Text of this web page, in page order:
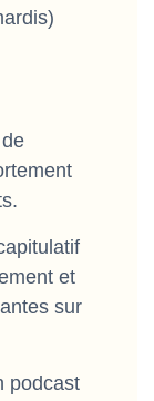
et
sur
podcast